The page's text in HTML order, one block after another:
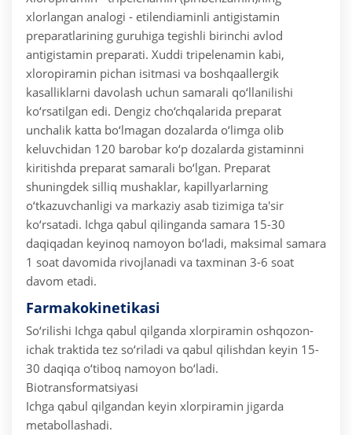
xlorlangan analogi - etilendiaminli antigistamin
preparatlarining guruhiga tegishli birinchi avlod
antigistamin preparati. Xuddi tripelenamin kabi,
xloropiramin pichan isitmasi va boshqaallergik
kasalliklarni davolash uchun samarali qo‘llanilishi
ko‘rsatilgan edi. Dengiz cho‘chqalarida preparat
unchalik katta bo‘lmagan dozalarda o‘limga olib
keluvchidan 120 barobar ko‘p dozalarda gistaminni
kiritishda preparat samarali bo‘lgan. Preparat
shuningdek silliq mushaklar, kapillyarlarning
o‘tkazuvchanligi va markaziy asab tizimiga ta'sir
ko‘rsatadi. Ichga qabul qilinganda samara 15-30
daqiqadan keyinoq namoyon bo‘ladi, maksimal samara
1 soat davomida rivojlanadi va taxminan 3-6 soat
davom etadi.
Farmakokinetikasi
So‘rilishi Ichga qabul qilganda xlorpiramin oshqozon-
ichak traktida tez so‘riladi va qabul qilishdan keyin 15-
30 daqiqa o‘tiboq namoyon bo‘ladi.
Biotransformatsiyasi
Ichga qabul qilgandan keyin xlorpiramin jigarda
metabollashadi.